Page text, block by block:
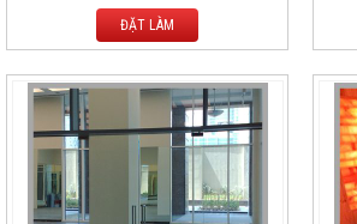
ĐẶT LÀM